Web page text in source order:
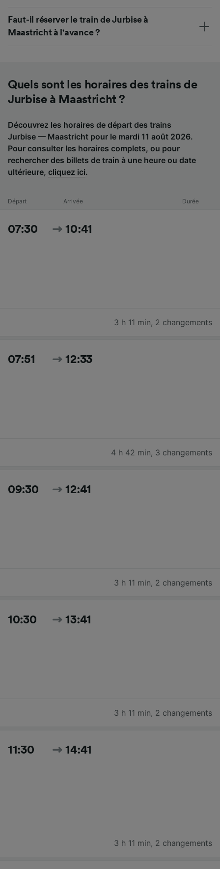
Faut-il réserver le train de Jurbise à
Maastricht à l'avance ?
Quels sont les horaires des trains de
Jurbise à Maastricht ?
Découvrez les horaires de départ des trains
Jurbise — Maastricht pour le mardi 11 août 2026.
Pour consulter les horaires complets, ou pour
rechercher des billets de train à une heure ou date
ultérieure, cliquez ici.
Départ Arrivée Durée
07:30 10:41
3 h 11 min, 2 changements
07:51 12:33
4 h 42 min, 3 changements
09:30 12:41
3 h 11 min, 2 changements
10:30 13:41
3 h 11 min, 2 changements
11:30 14:41
3 h 11 min, 2 changements